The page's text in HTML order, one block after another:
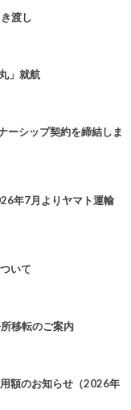
渡し
」就航
ーシップ契約を締結しま
年7月よりヤマト運輸
いて
移転のご案内
額のお知らせ（2026年